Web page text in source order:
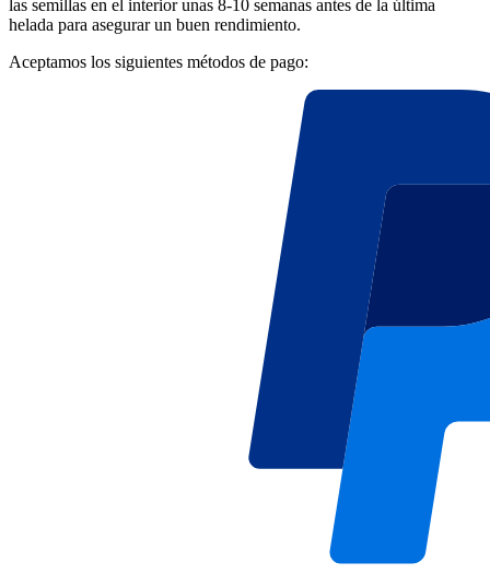
las semillas en el interior unas 8-10 semanas antes de la última
helada para asegurar un buen rendimiento.
Aceptamos los siguientes métodos de pago: